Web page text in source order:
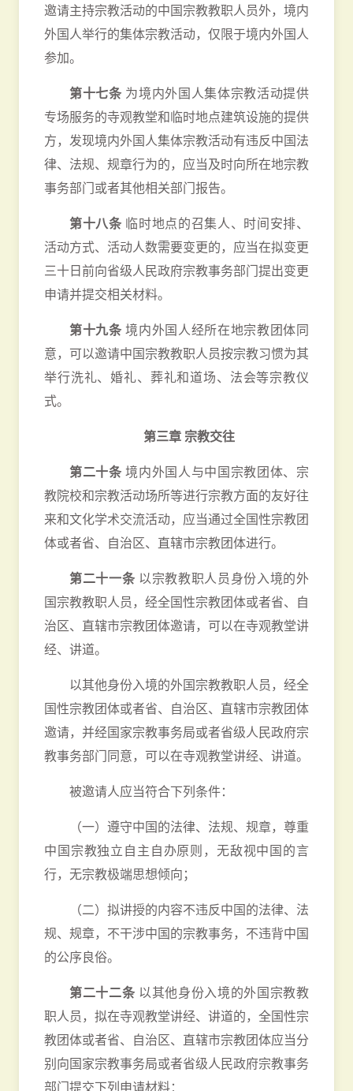
邀请主持宗教活动的中国宗教教职人员外，境内
外国人举行的集体宗教活动，仅限于境内外国人
参加。
第十七条 为境内外国人集体宗教活动提供
专场服务的寺观教堂和临时地点建筑设施的提供
方，发现境内外国人集体宗教活动有违反中国法
律、法规、规章行为的，应当及时向所在地宗教
事务部门或者其他相关部门报告。
第十八条 临时地点的召集人、时间安排、
活动方式、活动人数需要变更的，应当在拟变更
三十日前向省级人民政府宗教事务部门提出变更
申请并提交相关材料。
第十九条境内外国人经所在地宗教团体同
意，可以邀请中国宗教教职人员按宗教习惯为其
举行洗礼、婚礼、葬礼和道场、法会等宗教仪
式。
第三章 宗教交往
第二十条境内外国人与中国宗教团体、宗
教院校和宗教活动场所等进行宗教方面的友好往
来和文化学术交流活动，应当通过全国性宗教团
体或者省、自治区、直辖市宗教团体进行。
第二十一条 以宗教教职人员身份入境的外
国宗教教职人员，经全国性宗教团体或者省、自
治区、直辖市宗教团体邀请，可以在寺观教堂讲
经、讲道。
以其他身份入境的外国宗教教职人员，经全
国性宗教团体或者省、自治区、直辖市宗教团体
邀请，并经国家宗教事务局或者省级人民政府宗
教事务部门同意，可以在寺观教堂讲经、讲道。
被邀请人应当符合下列条件：
（一）遵守中国的法律、法规、规章，尊重
中国宗教独立自主自办原则，无敌视中国的言
行，无宗教极端思想倾向；
（二）拟讲授的内容不违反中国的法律、法
规、规章，不干涉中国的宗教事务，不违背中国
的公序良俗。
第二十二条 以其他身份入境的外国宗教教
职人员，拟在寺观教堂讲经、讲道的，全国性宗
教团体或者省、自治区、直辖市宗教团体应当分
别向国家宗教事务局或者省级人民政府宗教事务
部门提交下列申请材料：